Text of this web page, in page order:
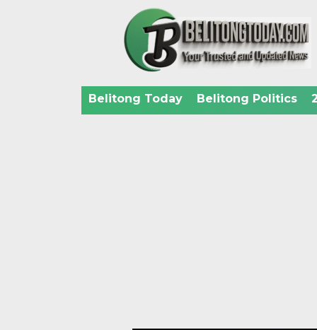
Belitong Today Belitong Politics